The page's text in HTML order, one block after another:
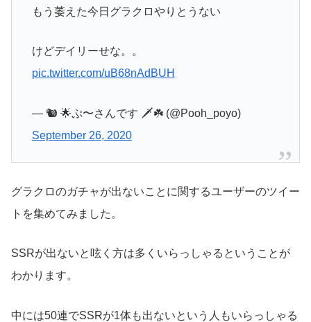
もう萎えた今日グラクロやりとうない
けどデイリーせな。。
pic.twitter.com/uB68nAdBUH
— 🐿 🌟ぷ〜さんです 🗡☘ (@Pooh_poyo)
September 26, 2020
グラクロのガチャが出ないことに関するユーザーのツイー
トを集めてみました。
SSRが出ないと呟く方は多くいらっしゃるということが
わかります。
中には50連でSSRが1体も出ないという人もいらっしゃる